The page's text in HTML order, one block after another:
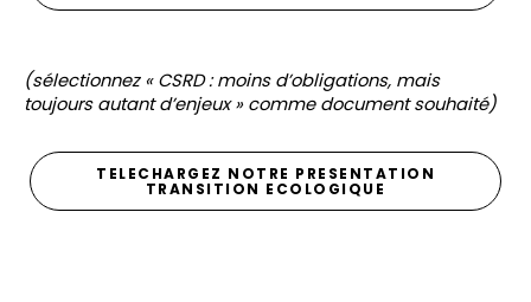
(sélectionnez « CSRD : moins d’obligations, mais
toujours autant d’enjeux» comme document souhaité)
TELECHARGEZ NOTRE PRESENTATION
TRANSITION ECOLOGIQUE